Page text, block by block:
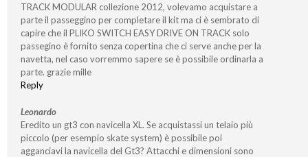
TRACK MODULAR collezione 2012, volevamo acquistare a
parte il passeggino per completare il kit ma ci è sembrato di
capire che il PLIKO SWITCH EASY DRIVE ON TRACK solo
passegino è fornito senza copertina che ci serve anche per la
navetta, nel caso vorremmo sapere se è possibile ordinarla a
parte. grazie mille
Reply
Leonardo
Eredito un gt3 con navicella XL. Se acquistassi un telaio più
piccolo (per esempio skate system) è possibile poi
agganciavi la navicella del Gt3? Attacchi e dimensioni sono